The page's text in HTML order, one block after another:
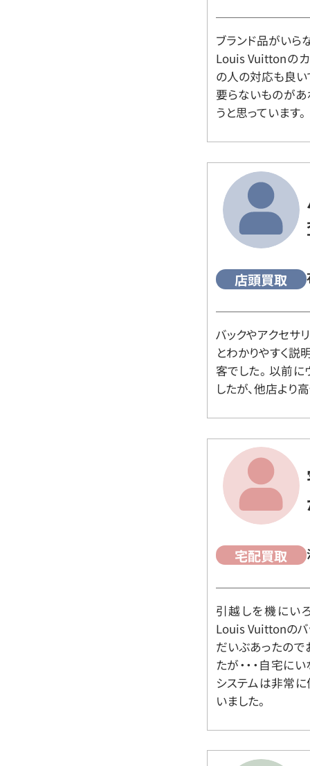
ブランド品がいら
Louis Vuittonの
の人の対応も良い
要らないものがあ
うと思っています。
店頭買取
バックやアクセサ
とわかりやすく説
客でした。 以前
したが、他店より
宅配買取
引越しを機にい
Louis Vuittonのバ
だいぶあったので
たが・・・自宅に
システムは非常に
いました。